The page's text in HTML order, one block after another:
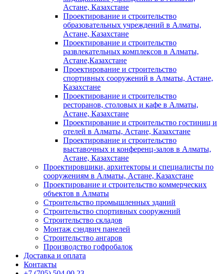
Астане, Казахстане
Проектирование и строительство
образовательных учреждений в Алматы,
Астане, Казахстане
Проектирование и строительство
развлекательных комплексов в Алматы,
Астане,Казахстане
Проектирование и строительство
спортивных сооружений в Алматы, Астане,
Казахстане
Проектирование и строительство
ресторанов, столовых и кафе в Алматы,
Астане, Казахстане
Проектирование и строительство гостиниц и
отелей в Алматы, Астане, Казахстане
Проектирование и строительство
выставочных и конференц-залов в Алматы,
Астане, Казахстане
Проектировщики, архитекторы и специалисты по
сооружениям в Алматы, Астане, Казахстане
Проектирование и строительство коммерческих
объектов в Алматы
Строительство промышленных зданий
Строительство спортивных сооружений
Строительство складов
Монтаж сэндвич панелей
Строительство ангаров
Производство гофробалок
Доставка и оплата
Контакты